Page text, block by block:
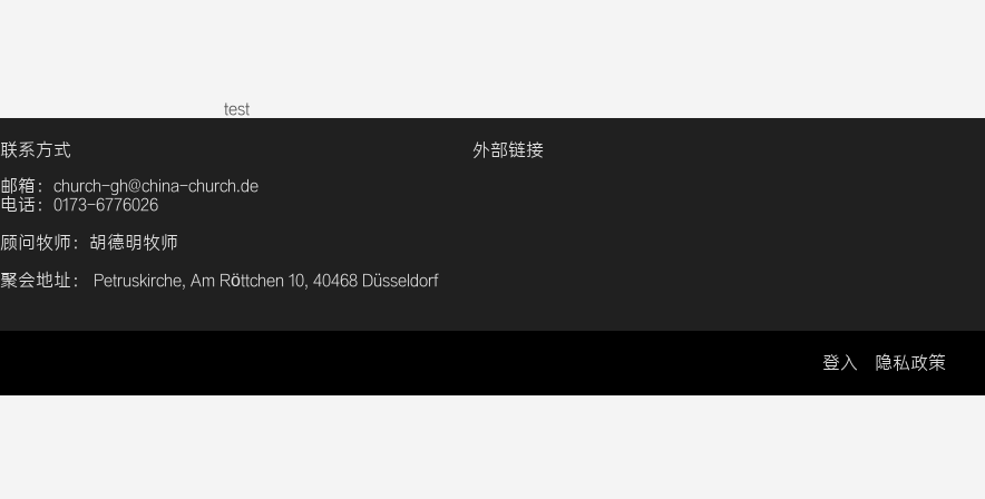
test
联系方式
邮箱：church-gh@china-church.de
电话：0173-6776026
顾问牧师：胡德明牧师
聚会地址： Petruskirche, Am Röttchen 10, 40468 Düsseldorf
外部链接
登入 隐私政策